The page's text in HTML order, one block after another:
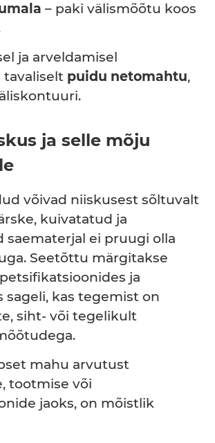
– paki välismõõtu koos
ja arveldamisel
tavaliselt puidu netomahtu,
ja selle mõju
võivad niiskusest sõltuvalt
kuivatatud ja
saematerjal ei pruugi olla
Seetõttu märgitakse
ja
sageli, kas tegemist on
siht- või tegelikult
mahu arvutust
tootmise või
jaoks, on mõistlik